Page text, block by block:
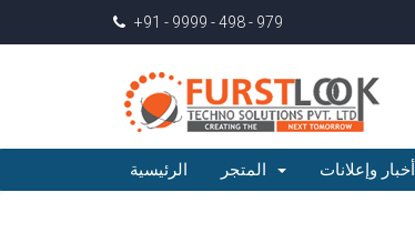
+91 - 9999 - 498 - 979
الرئيسية أخبار وإعلانات